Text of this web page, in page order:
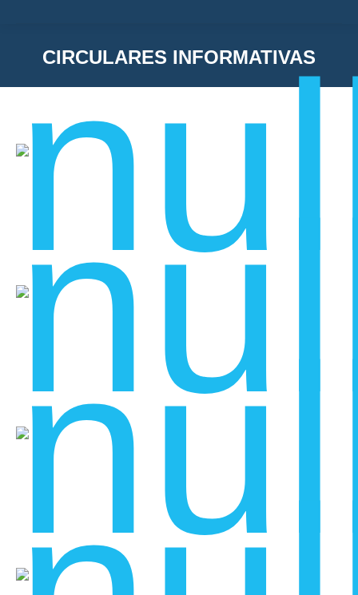
CIRCULARES INFORMATIVAS